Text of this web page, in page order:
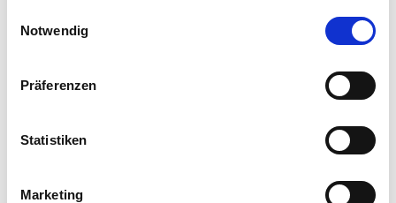
betätigen Sie anschließend den "OK"-Button:
Notwendig
Präferenzen
Statistiken
Marketing